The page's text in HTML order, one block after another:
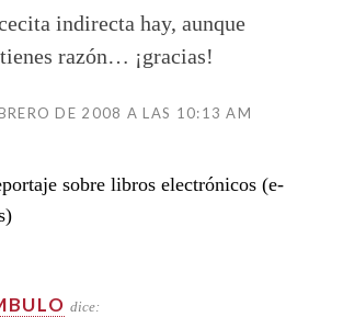
indirecta hay, aunque
razón… ¡gracias!
DE 2008 A LAS 10:13 AM
sobre libros electrónicos (e-
dice: